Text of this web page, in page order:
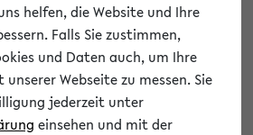
sich im Verlauf Ihrer eKVV
helfen, die Website und Ihre
Falls Sie zustimmen,
und Daten auch, um Ihre
Webseite zu messen. Sie
jederzeit unter
einsehen und mit der